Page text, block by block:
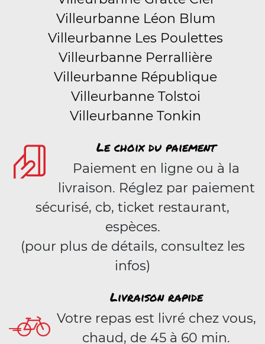
Villeurbanne Léon Blum
Villeurbanne Les Poulettes
Villeurbanne Perrallière
Villeurbanne République
Villeurbanne Tolstoi
Villeurbanne Tonkin
Le choix du paiement
Paiement en ligne ou à la
livraison. Réglez par paiement
sécurisé, cb, ticket restaurant,
espèces.
(pour plus de détails, consultez les
infos)
Livraison rapide
Votre repas est livré chez vous,
chaud, de 45 à 60 min.